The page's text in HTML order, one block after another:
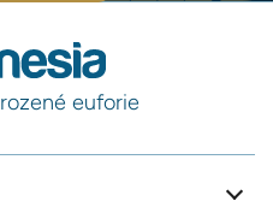
euforie